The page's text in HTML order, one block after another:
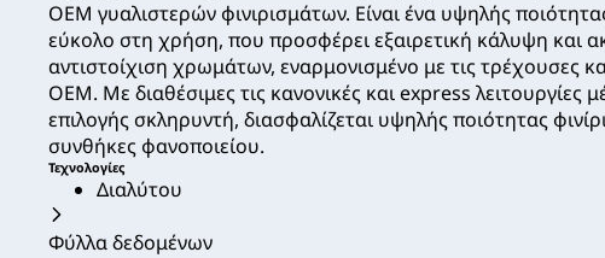
OEM γυαλιστερών φινιρισμάτων. Είναι ένα υψηλής
εύκολο στη χρήση, που προσφέρει εξαιρετική κάλυψη και
αντιστοίχιση χρωμάτων, εναρμονισμένο με τις τρέχουσες
OEM. Με διαθέσιμες τις κανονικές και express λειτουργίες
επιλογής σκληρυντή, διασφαλίζεται υψηλής ποιότητας
συνθήκες φανοποιείου.
Τεχνολογίες
Διαλύτου
Φύλλα δεδομένων